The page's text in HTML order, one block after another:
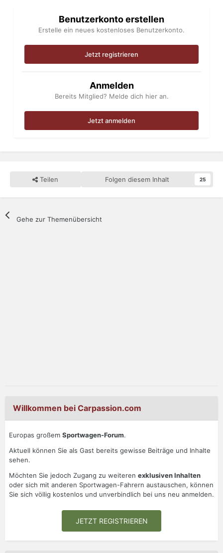
Benutzerkonto erstellen
Erstelle ein neues kostenloses Benutzerkonto.
Jetzt registrieren
Anmelden
Bereits Mitglied? Melde dich hier an.
Jetzt anmelden
Teilen Folgen diesem Inhalt 25
Gehe zur Themenübersicht
Willkommen bei Carpassion.com
Europas großem Sportwagen-Forum.
Aktuell können Sie als Gast bereits gewisse Beiträge und Inhalte
sehen.
Möchten Sie jedoch Zugang zu weiteren exklusiven Inhalten
oder sich mit anderen Sportwagen-Fahrern austauschen, können
Sie sich völlig kostenlos und unverbindlich bei uns neu anmelden.
JETZT REGISTRIEREN